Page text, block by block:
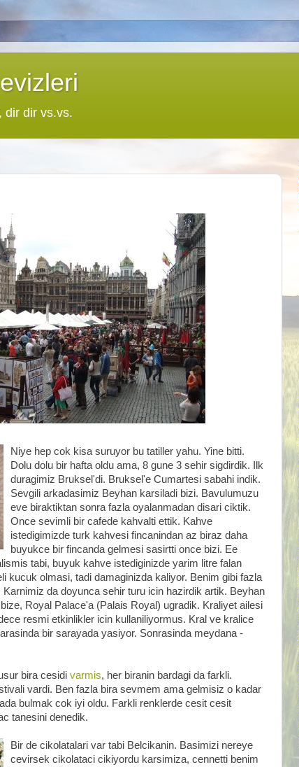
dir dir vs.vs.
Niye hep cok kisa suruyor bu tatiller yahu. Yine bitti.
Dolu dolu bir hafta oldu ama, 8 gune 3 sehir sigdirdik. Ilk
duragimiz Bruksel'di. Bruksel'e Cumartesi sabahi indik.
Sevgili arkadasimiz Beyhan karsiladi bizi. Bavulumuzu
eve biraktiktan sonra fazla oyalanmadan disari ciktik.
Once sevimli bir cafede kahvalti ettik. Kahve
istedigimizde turk kahvesi fincanindan az biraz daha
buyukce bir fincanda gelmesi sasirtti once bizi. Ee
tabi, buyuk kahve istediginizde yarim litre falan
kucuk olmasi, tadi damaginizda kaliyor. Benim gibi fazla
da doyunca sehir turu icin hazirdik artik. Beyhan
Royal Palace'a (Palais Royal) ugradik. Kraliyet ailesi
resmi etkinlikler icin kullaniliyormus. Kral ve kralice
bir sarayada yasiyor. Sonrasinda meydana -
bira cesidi varmis, her biranin bardagi da farkli.
vardi. Ben fazla bira sevmem ama gelmisiz o kadar
bulmak cok iyi oldu. Farkli renklerde cesit cesit
tanesini denedik.
Bir de cikolatalari var tabi Belcikanin. Basimizi nereye
cevirsek cikolataci cikiyordu karsimiza, cennetti benim